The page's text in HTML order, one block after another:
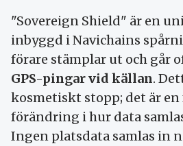
"Sovereign Shield" är en
inbyggd i Navichains
förare stämplar ut och går
GPS-pingar vid källan.
kosmetiskt stopp; det är
förändring i hur data
Ingen platsdata samlas in